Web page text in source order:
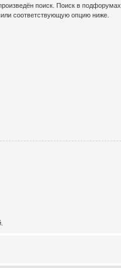
поиск. Поиск в подфорумах
соответствующую опцию ниже.